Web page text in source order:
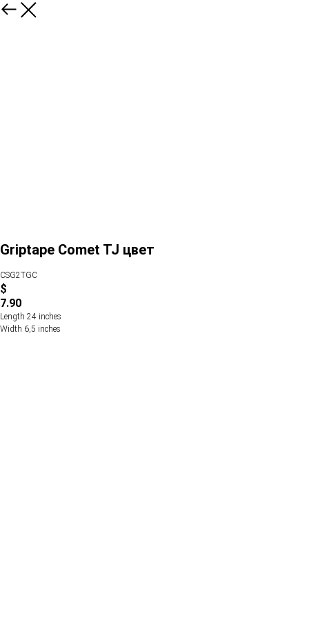
Griptape Comet TJ цвет
CSG2TGC
$
7.90
Length 24 inches
Width 6,5 inches